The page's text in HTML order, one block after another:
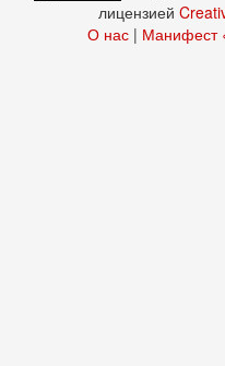
лицензией
О нас| Манифест